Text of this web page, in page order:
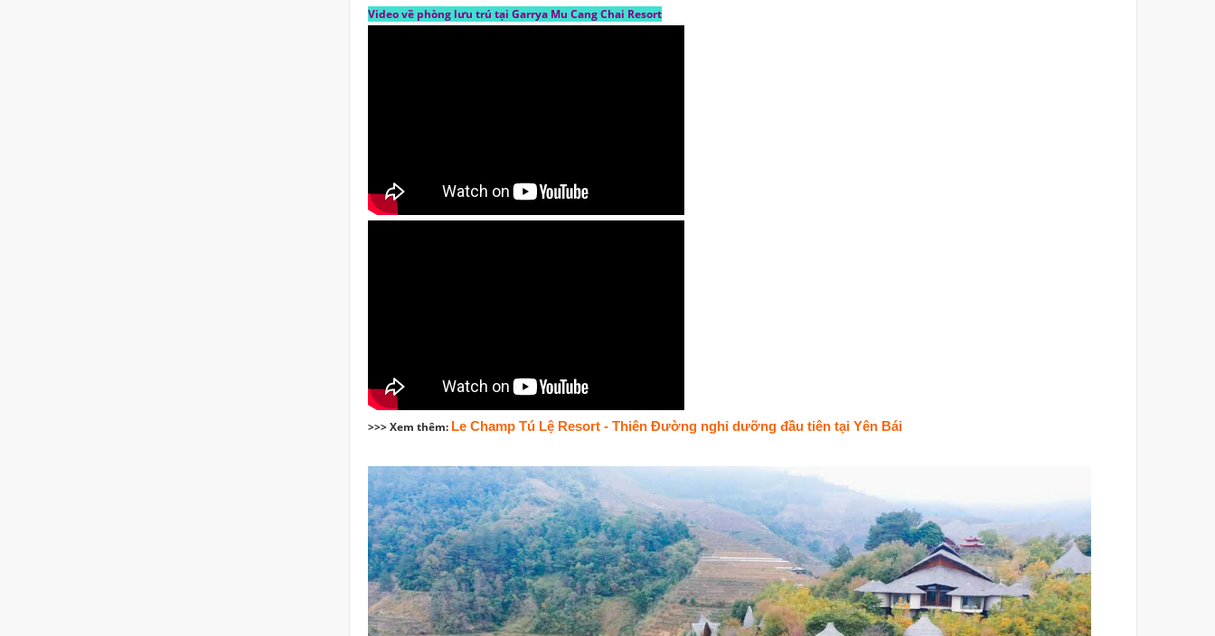
Video về phòng lưu trú tại Garrya Mu Cang Chai Resort
>>> Xem thêm: Le Champ Tú Lệ Resort - Thiên Đường nghỉ dưỡng đầu tiên tại Yên Bái